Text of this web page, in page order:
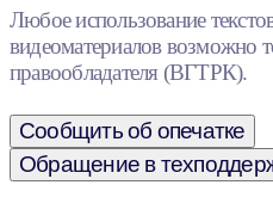
Любое использование
видеоматериалов возможно
правообладателя (ВГТРК).
Сообщить об опечатке
Обращение в